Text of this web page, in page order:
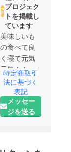
プロジェク
トを掲載し
ています
美味しいも
の食べて良
く寝て元気
元気！！
特定商取引
法に基づく
表記
メッセー
ジを送る